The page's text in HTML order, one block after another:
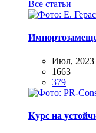
Все статьи
Июл, 2023
1663
379
Курс на